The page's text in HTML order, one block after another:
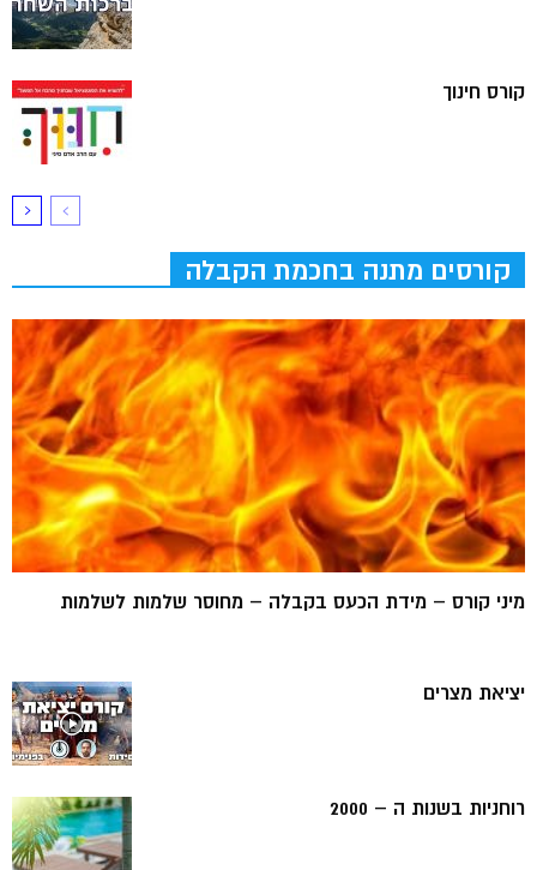
קורס חינוך
קורסים מתנה בחכמת הקבלה
מיני קורס – מידת הכעס בקבלה – מחוסר שלמות לשלמות
יציאת מצרים
רוחניות בשנות ה – 2000